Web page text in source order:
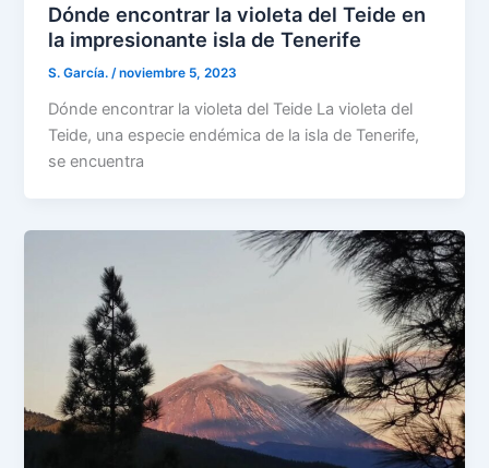
Dónde encontrar la violeta del Teide en
la impresionante isla de Tenerife
S. García. /noviembre 5, 2023
Dónde encontrar la violeta del Teide La violeta del
Teide, una especie endémica de la isla de Tenerife,
se encuentra